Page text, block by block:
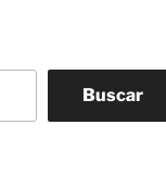
Buscar